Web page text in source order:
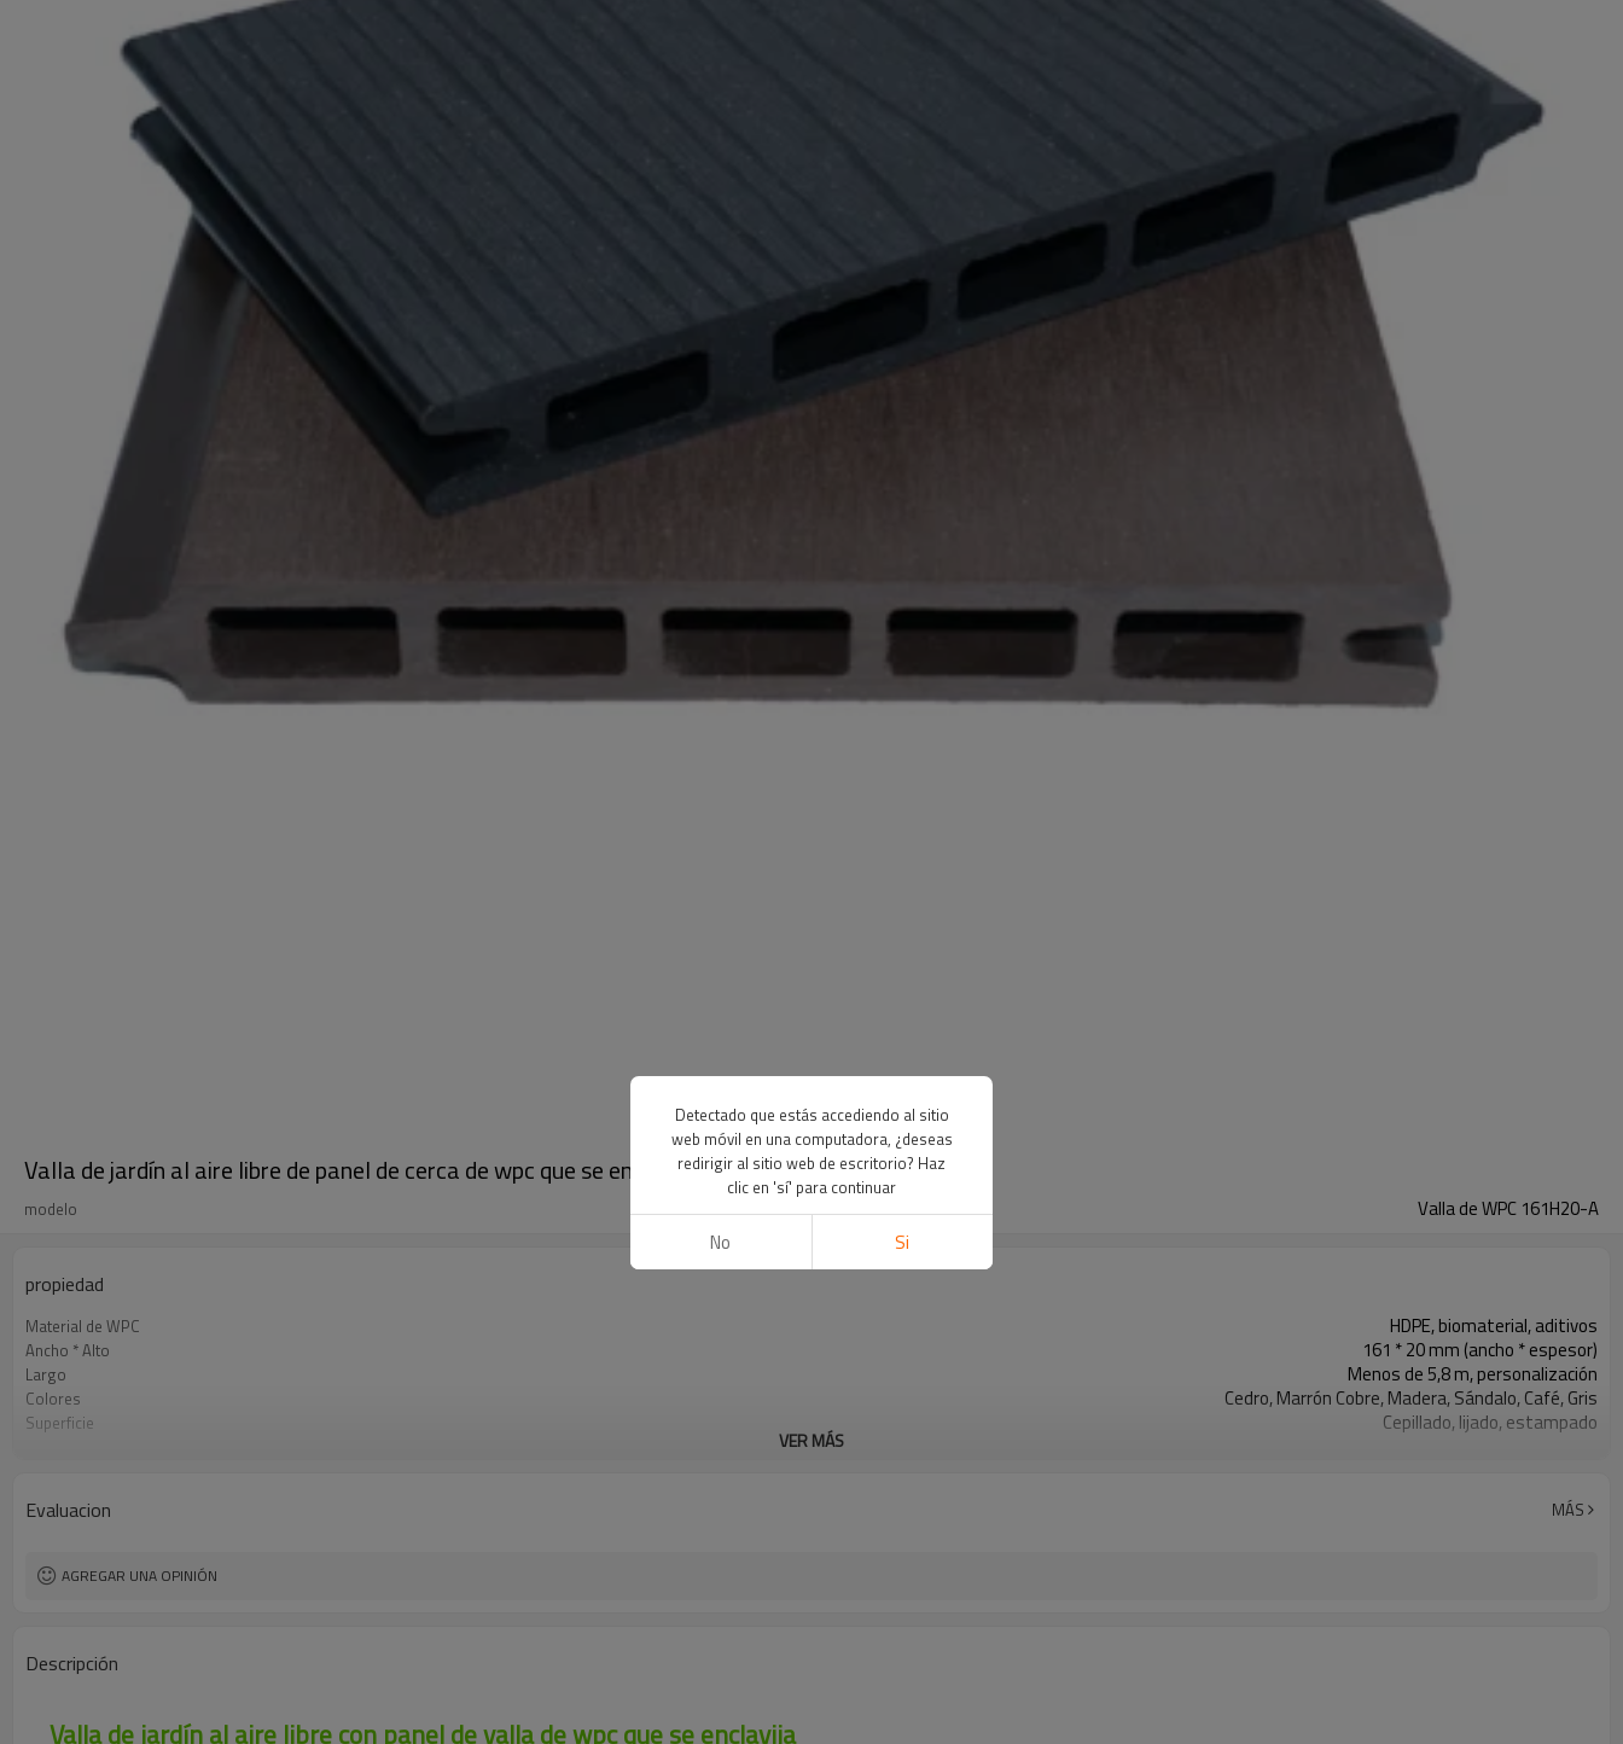
Valla de jardín al aire libre de panel de cerca de wpc que se enclavija
modelo Valla de WPC 161H20-A
propiedad
Material de WPC HDPE, biomaterial, aditivos
Ancho * Alto 161 * 20 mm (ancho * espesor)
Largo Menos de 5,8 m, personalización
Colores Cedro, Marrón Cobre, Madera, Sándalo, Café, Gris
Superficie Cepillado, lijado, estampado
paisajismo al aire libre, jardín, césped, balcón, pasillo
Certificado ISO, CE, ROHS, ALCANCE, INTERTEK, ASTM, FSC
VER MÁS
Evaluacion MÁS
AGREGAR UNA OPINIÓN
Descripción
Valla de jardín al aire libre con panel de valla de wpc que se enclavija
Detectado que estás accediendo al sitio
web móvil en una computadora, ¿deseas
redirigir al sitio web de escritorio? Haz
clic en 'sí' para continuar
No Si